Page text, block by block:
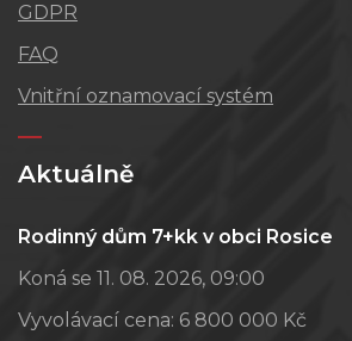
GDPR
FAQ
Vnitřní oznamovací systém
Aktuálně
Rodinný dům 7+kk v obci Rosice
Koná se 11. 08. 2026, 09:00
Vyvolávací cena: 6 800 000 Kč